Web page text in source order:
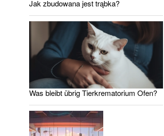
Jak zbudowana jest trąbka?
Was bleibt übrig Tierkrematorium Ofen?